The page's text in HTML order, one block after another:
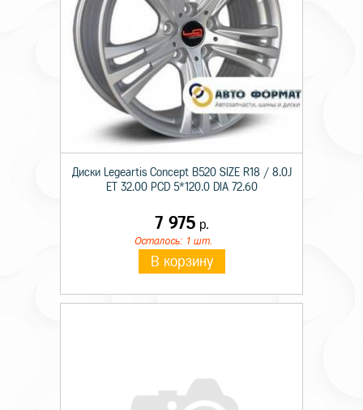
Диски Legeartis Concept B520 SIZE R18 / 8.0J
ET 32.00 PCD 5*120.0 DIA 72.60
7 975р.
Осталось: 1 шт.
В корзину